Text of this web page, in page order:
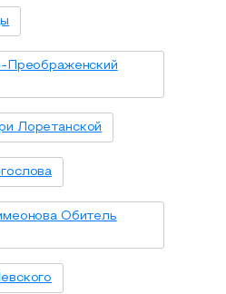
Преображенский
Лоретанской
Обитель